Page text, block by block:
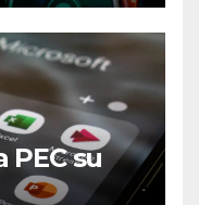
PEC su